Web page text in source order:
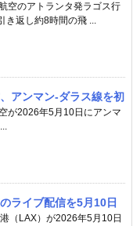
空のアトランタ発ラゴス行
き返し約8時間の飛 ...
アンマン-ダラス線を初
が2026年5月10日にアンマ
ライブ配信を5月10日
（LAX）が2026年5月10日